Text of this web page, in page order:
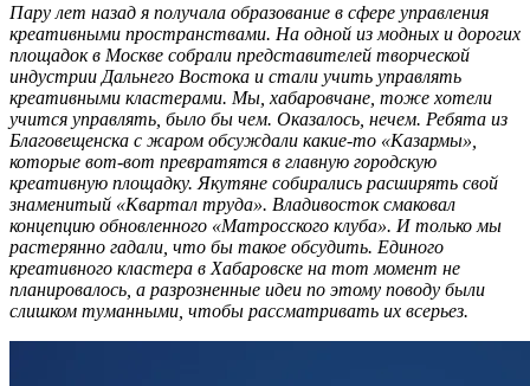
Пару лет назад я получала образование в сфере управления
креативными пространствами. На одной из модных и дорогих
площадок в Москве собрали представителей творческой
индустрии Дальнего Востока и стали учить управлять
креативными кластерами. Мы, хабаровчане, тоже хотели
учится управлять, было бы чем. Оказалось, нечем. Ребята из
Благовещенска с жаром обсуждали какие-то «Казармы»,
которые вот-вот превратятся в главную городскую
креативную площадку. Якутяне собирались расширять свой
знаменитый «Квартал труда». Владивосток смаковал
концепцию обновленного «Матросского клуба». И только мы
растерянно гадали, что бы такое обсудить. Единого
креативного кластера в Хабаровске на тот момент не
планировалось, а разрозненные идеи по этому поводу были
слишком туманными, чтобы рассматривать их всерьез.